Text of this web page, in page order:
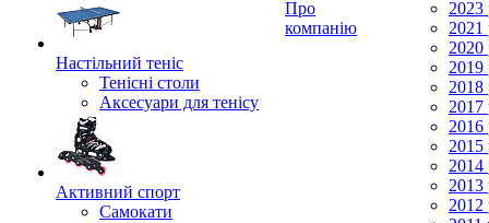
Настільний теніс
Тенісні столи
Аксесуари для тенісу
Активний спорт
Самокати
Про
компанію
2023
2021
2020
2019
2018
2017
2016
2015
2014
2013
2012